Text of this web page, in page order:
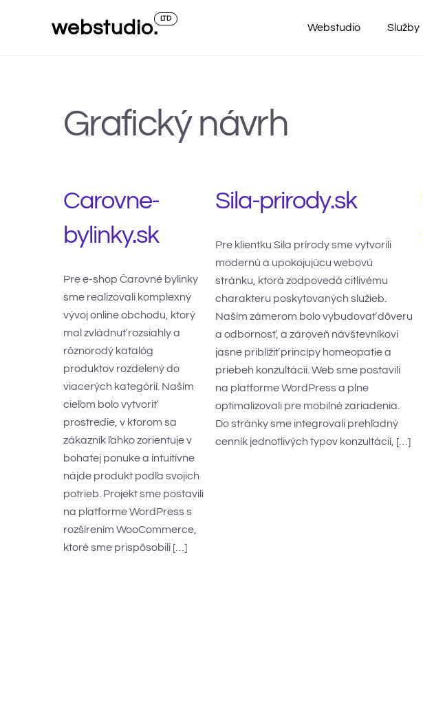
webstudio. LTD
Webstudio Služby
Grafický návrh
Carovne-
bylinky.sk
Pre e-shop Čarovné bylinky
sme realizovali komplexný
vývoj online obchodu, ktorý
mal zvládnuť rozsiahly a
rôznorodý katalóg
produktov rozdelený do
viacerých kategórií. Naším
cieľom bolo vytvoriť
prostredie, v ktorom sa
zákazník ľahko zorientuje v
bohatej ponuke a intuitívne
nájde produkt podľa svojich
potrieb. Projekt sme postavili
na platforme WordPress s
rozšírením WooCommerce,
ktoré sme prispôsobili […]
Sila-prirody.sk
Pre klientku Sila prírody sme vytvorili
modernú a upokojujúcu webovú
stránku, ktorá zodpovedá citlivému
charakteru poskytovaných služieb.
Naším zámerom bolo vybudovať dôveru
a odbornosť, a zároveň návštevníkovi
jasne priblížiť princípy homeopatie a
priebeh konzultácií. Web sme postavili
na platforme WordPress a plne
optimalizovali pre mobilné zariadenia.
Do stránky sme integrovali prehľadný
cenník jednotlivých typov konzultácií, […]